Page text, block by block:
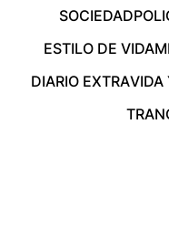
SOCIEDAD
ESTILO DE VIDA
DIARIO EXTRAVIDA